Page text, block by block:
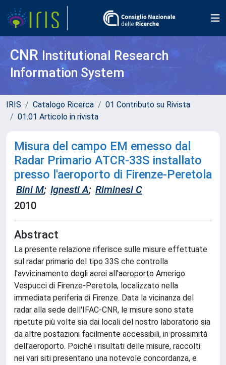
CNR Institutional Research
Information System
IRIS Catalogo Ricerca
01 Contributo su Rivista
01.01 Articolo in rivista
Misura del campo EM emesso dal
Radar Primario ATCR-33S installato
presso l'aeroporto di Firenze-Peretola
Bini M; Ignesti A; Riminesi C
2010
Abstract
La presente relazione riferisce sulle misure effettuate
sul radar primario del tipo 33S che controlla
l'avvicinamento degli aerei all'aeroporto Amerigo
Vespucci di Firenze-Peretola, localizzato nella
immediata periferia di Firenze. Data la vicinanza del
radar alla sede dell'IFAC-CNR, le misure sono state
ripetute più volte sia dai locali del nostro laboratorio sia
da altre postazioni facilmente accessibili, in prossimità
dell'aeroporto. Poiché i risultati delle misure, raccolti
nei vari siti presentano una notevole concordanza, e